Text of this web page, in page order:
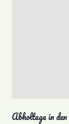
Abholtage in